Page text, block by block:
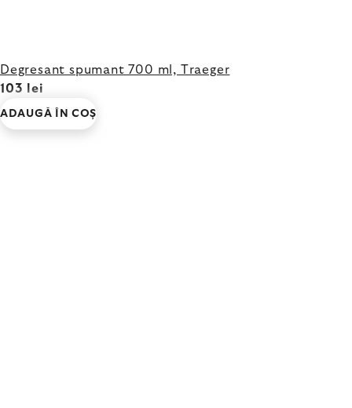
Degresant spumant 700 ml, Traeger
103 lei
ADAUGĂ ÎN COŞ